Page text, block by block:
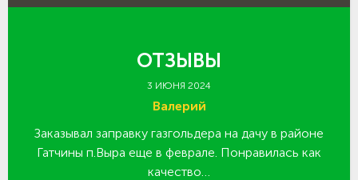
ОТЗЫВЫ
3 ИЮНЯ 2024
Валерий
Заказывал заправку газгольдера на дачу в районе
Гатчины п.Выра еще в феврале. Понравилась как
качество…